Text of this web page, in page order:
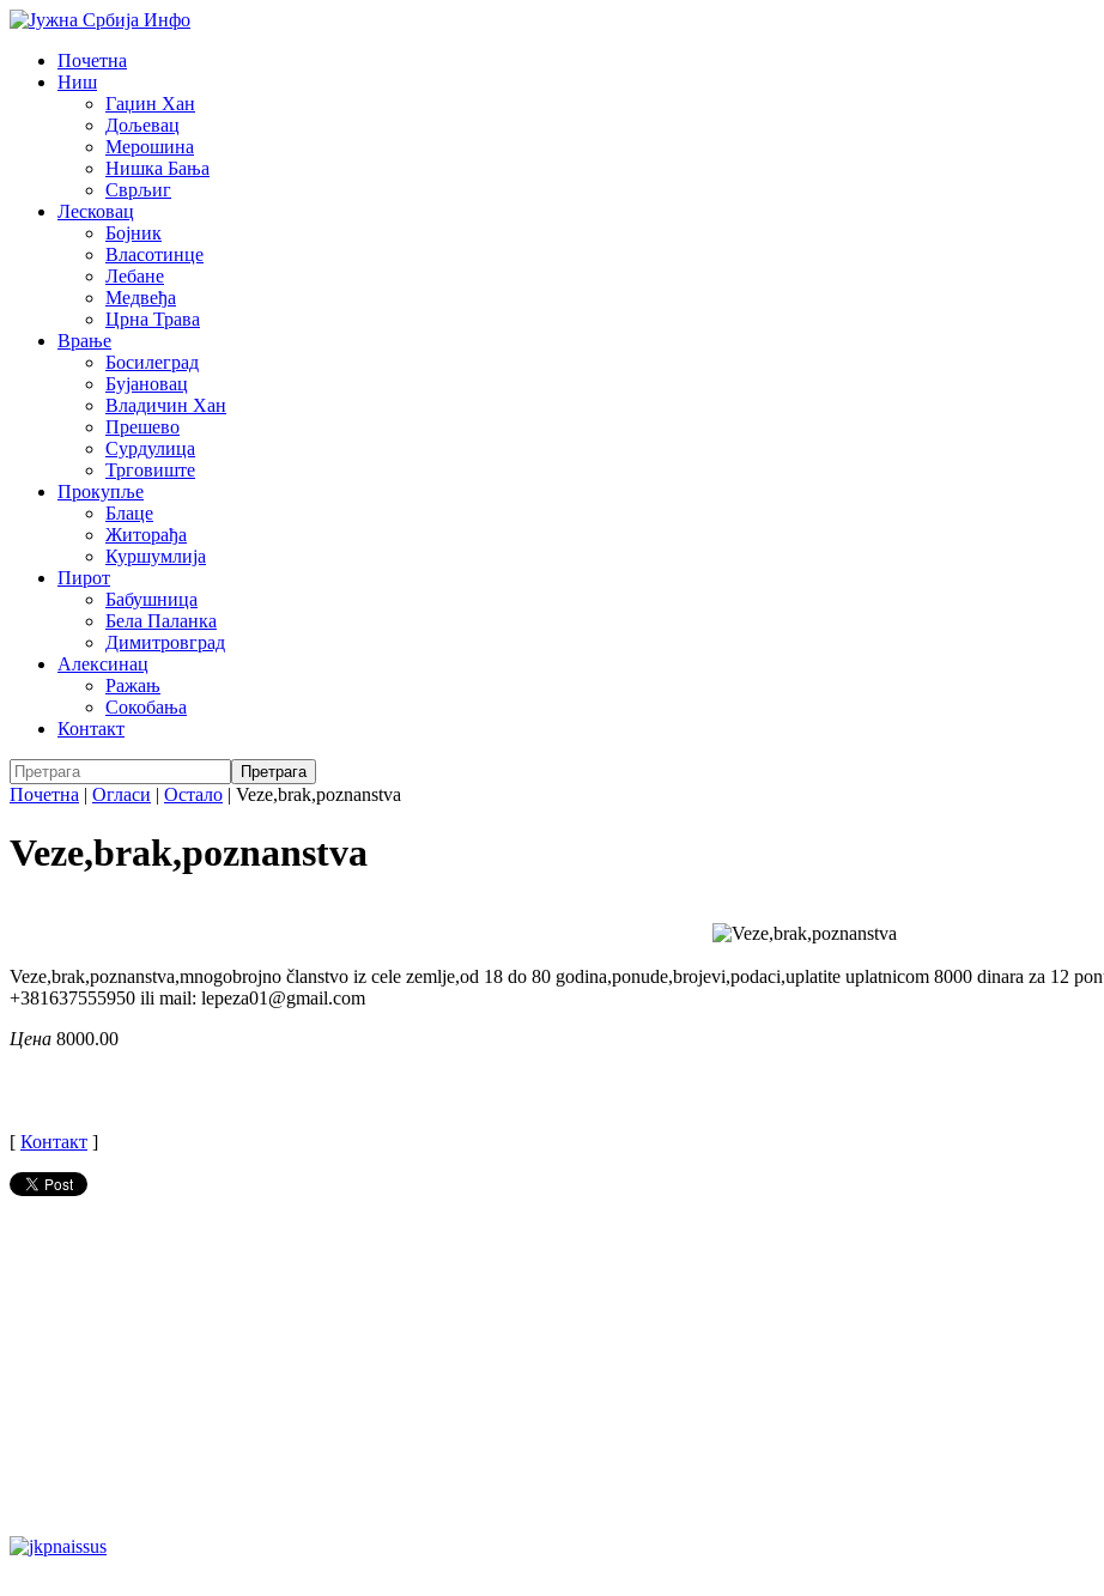
Почетна
Ниш
Гаџин Хан
Дољевац
Мерошина
Нишка Бања
Сврљиг
Лесковац
Бојник
Власотинце
Лебане
Медвеђа
Црна Трава
Врање
Босилеград
Бујановац
Владичин Хан
Прешево
Сурдулица
Трговиште
Прокупље
Блаце
Житорађа
Куршумлија
Пирот
Бабушница
Бела Паланка
Димитровград
Алексинац
Ражањ
Сокобања
Контакт
Почетна | Огласи | Остало | Veze,brak,poznanstva
Veze,brak,poznanstva
Veze,brak,poznanstva,mnogobrojno članstvo iz cele zemlje,od 18 do 80 godina,ponude,brojevi,podaci,uplatite uplatnicom 8000 dinara za 12
+381637555950 ili mail: lepeza01@gmail.com
Цена 8000.00
[ Контакт ]